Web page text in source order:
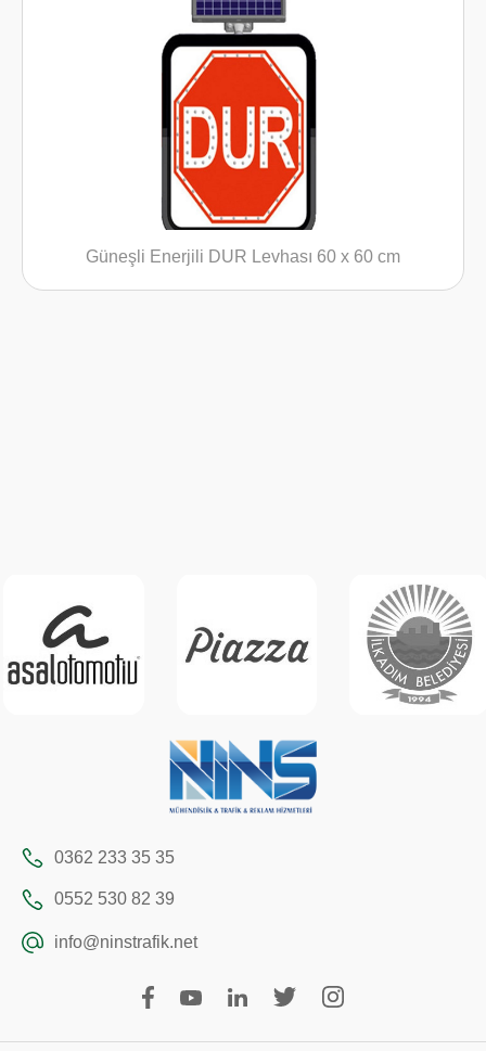
Güneşli Enerjili DUR Levhası 60 x 60 cm
0362 233 35 35
0552 530 82 39
info@ninstrafik.net